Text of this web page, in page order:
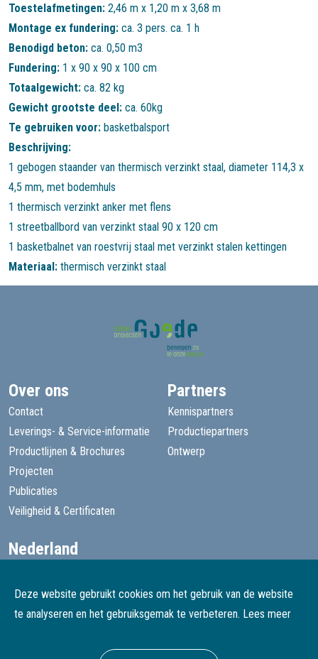
Toestelafmetingen: 2,46 m x 1,20 m x 3,68 m
Montage ex fundering: ca. 3 pers. ca. 1 h
Benodigd beton: ca. 0,50 m3
Fundering: 1 x 90 x 90 x 100 cm
Totaalgewicht: ca. 82 kg
Gewicht grootste deel: ca. 60kg
Te gebruiken voor: basketbalsport
Beschrijving:
1 gebogen staander van thermisch verzinkt staal, diameter 114,3 x
4,5 mm, met bodemhuls
1 thermisch verzinkt anker met flens
1 streetballbord van verzinkt staal 90 x 120 cm
1 basketbalnet van roestvrij staal met verzinkt stalen kettingen
Materiaal: thermisch verzinkt staal
Deze website gebruikt cookies om het gebruik van de website
te analyseren en het gebruiksgemak te verbeteren. Lees meer
Over ons
Contact
Leverings- & Service-informatie
Productlijnen & Brochures
Projecten
Publicaties
Veiligheid & Certificaten
Partners
Kennispartners
Productiepartners
Ontwerp
Nederland
België